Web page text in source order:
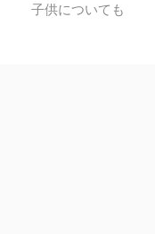
子供についても